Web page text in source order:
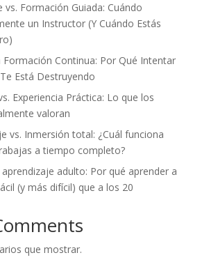
vs. Formación Guiada: Cuándo
un Instructor (Y Cuándo Estás
Formación Continua: Por Qué Intentar
Está Destruyendo
Experiencia Práctica: Lo que los
valoran
vs. Inmersión total: ¿Cuál funciona
a tiempo completo?
adulto: Por qué aprender a
(y más difícil) que a los 20
que mostrar.